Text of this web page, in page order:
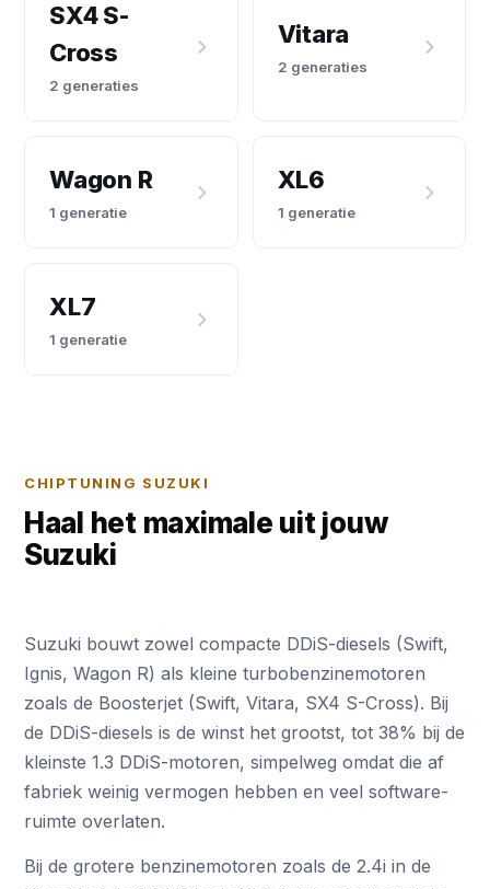
SX4 S-
Cross
2 generaties
Vitara
2 generaties
Wagon R
1 generatie
XL6
1 generatie
XL7
1 generatie
CHIPTUNING SUZUKI
Haal het maximale uit jouw
Suzuki
Suzuki bouwt zowel compacte DDiS-diesels (Swift,
Ignis, Wagon R) als kleine turbobenzinemotoren
zoals de Boosterjet (Swift, Vitara, SX4 S-Cross). Bij
de DDiS-diesels is de winst het grootst, tot 38% bij de
kleinste 1.3 DDiS-motoren, simpelweg omdat die af
fabriek weinig vermogen hebben en veel software-
ruimte overlaten.
Bij de grotere benzinemotoren zoals de 2.4i in de